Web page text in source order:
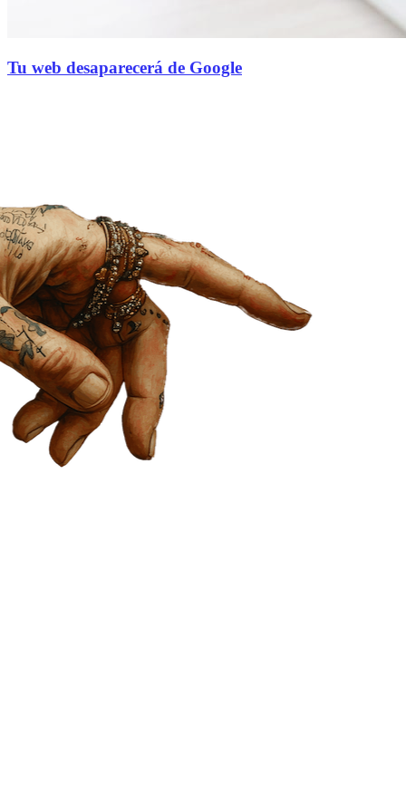
Tu web desaparecerá de Google